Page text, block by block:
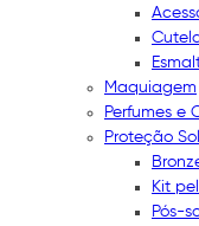
Maquiagem
Perfumes e
Proteção
Kit
Pós-